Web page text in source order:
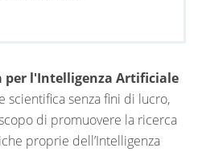
per l'Intelligenza Artificiale
scientifica senza fini di lucro,
di promuovere la ricerca
proprie dell’Intelligenza